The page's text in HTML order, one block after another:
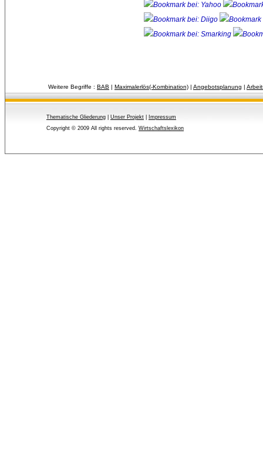
Weitere Begriffe : BAB | Maximalerlös(-Kombination) | Angebotsplanung |
Thematische Gliederung Unser Projekt
Impressum
Copyright © 2009 All rights reserved. Wirtschaftslexikon